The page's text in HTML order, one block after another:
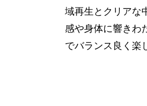
域再生とクリアな
感や身体に響きわ
でバランス良く楽